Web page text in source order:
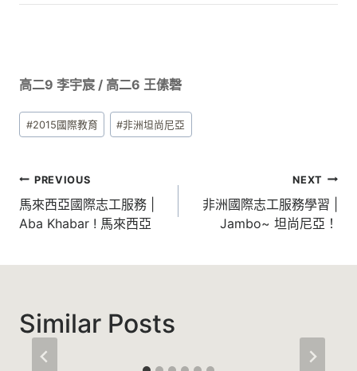
高二9 李宇宸 / 高二6 王傃磬
Post
Tags:
#2015國際教育 #非洲坦尚尼亞
文
章
導
覽
PREVIOUS
馬來西亞國際志工服務 |
Aba Khabar ! 馬來西亞
NEXT
非洲國際志工服務學習 |
Jambo~ 坦尚尼亞！
Similar Posts